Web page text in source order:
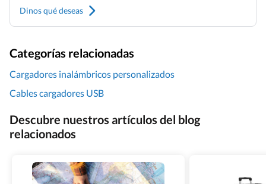
Dinos qué deseas
Categorías relacionadas
Cargadores inalámbricos personalizados
Cables cargadores USB
Descubre nuestros artículos del blog
relacionados